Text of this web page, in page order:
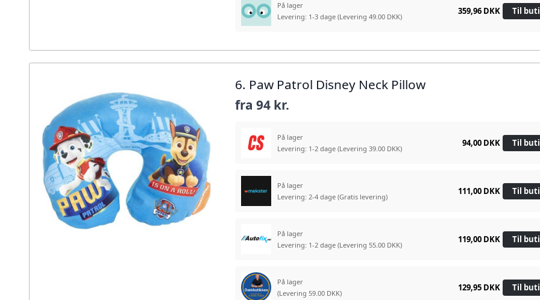
På lager
Levering: 1-3 dage(Levering 49.00 DKK)
359,96 DKK Til
6. Paw Patrol Disney Neck Pillow
fra94 kr.
På lager
Levering: 1-2 dage(Levering 39.00 DKK)
94,00 DKK Til
På lager
Levering: 2-4 dage(Gratis levering)
111,00 DKK Til
På lager
Levering: 1-2 dage(Levering 55.00 DKK)
119,00 DKK Til
På lager
(Levering 59.00 DKK)
129,95 DKK Til